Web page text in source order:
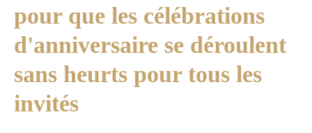
pour que les célébrations
d'anniversaire se déroulent
sans heurts pour tous les
invités